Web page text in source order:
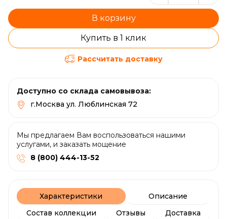
В корзину
Купить в 1 клик
Рассчитать доставку
Доступно со склада самовывоза:
г.Москва ул. Люблинская 72
Мы предлагаем Вам воспользоваться нашими
услугами, и заказать мощение
8 (800) 444-13-52
Характеристики
Описание
Состав коллекции
Отзывы Доставка